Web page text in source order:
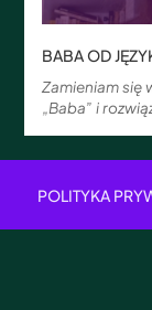
BABA OD
Zamieniam się
„Baba” i
POLITYKA